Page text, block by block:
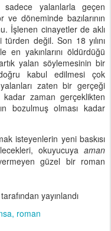
yalanlarla geçen
ve döneminde bazılarının
İşlenen cinayetler de aklı
değil. Son 18 yılını
yakınlarını öldürdüğü
yalan söylemesinin bir
kabul edilmesi çok
zaten bir gerçeği
zaman gerçeklikten
bozulmuş olması kadar
isteyenlerin yeni baskısı
okuyucuya aman
güzel bir roman
yayınlandı
roman